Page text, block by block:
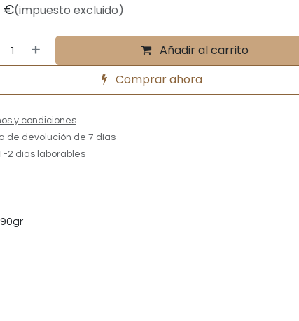
€(impuesto excluido)
Añadir al carrito
Comprar ahora
y condiciones
de devolución de 7 días
2 días laborables